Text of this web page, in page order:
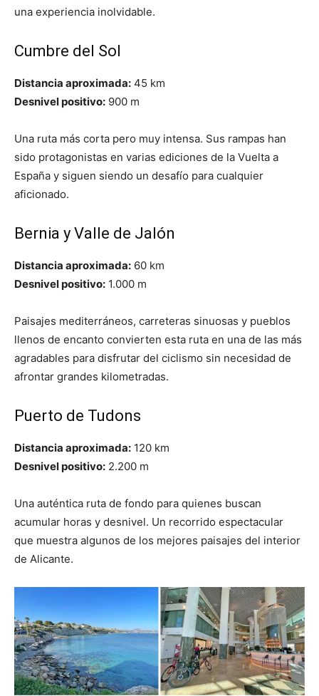
una experiencia inolvidable.
Cumbre del Sol
Distancia aproximada: 45 km
Desnivel positivo: 900 m
Una ruta más corta pero muy intensa. Sus rampas han
sido protagonistas en varias ediciones de la Vuelta a
España y siguen siendo un desafío para cualquier
aficionado.
Bernia y Valle de Jalón
Distancia aproximada: 60 km
Desnivel positivo: 1.000 m
Paisajes mediterráneos, carreteras sinuosas y pueblos
llenos de encanto convierten esta ruta en una de las más
agradables para disfrutar del ciclismo sin necesidad de
afrontar grandes kilometradas.
Puerto de Tudons
Distancia aproximada: 120 km
Desnivel positivo: 2.200 m
Una auténtica ruta de fondo para quienes buscan
acumular horas y desnivel. Un recorrido espectacular
que muestra algunos de los mejores paisajes del interior
de Alicante.